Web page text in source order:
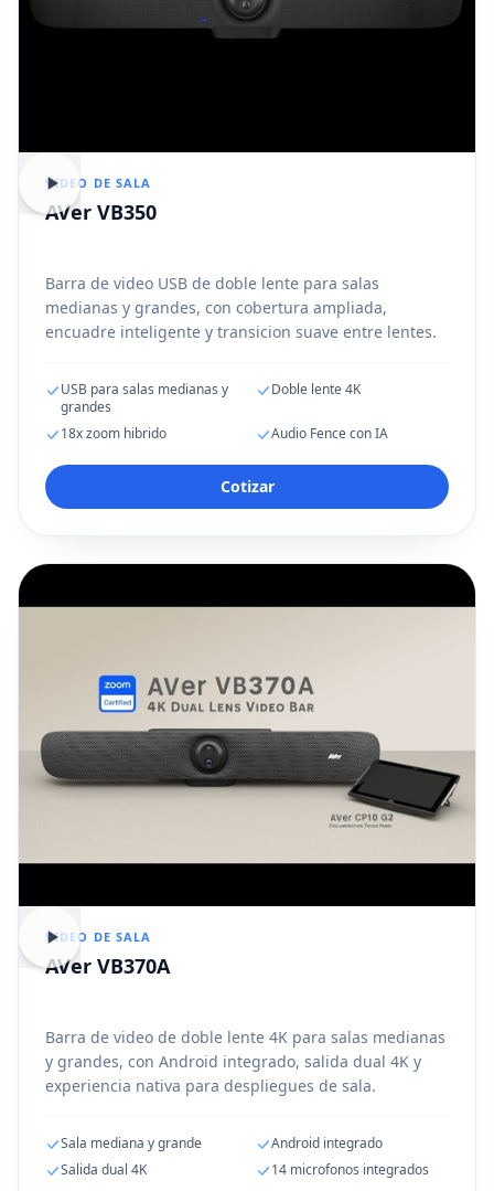
VIDEO DE SALA
AVer VB350
Barra de video USB de doble lente para salas
medianas y grandes, con cobertura ampliada,
encuadre inteligente y transicion suave entre lentes.
USB para salas medianas y
grandes
Doble lente 4K
18x zoom hibrido Audio Fence con IA
Cotizar
VIDEO DE SALA
AVer VB370A
Barra de video de doble lente 4K para salas medianas
y grandes, con Android integrado, salida dual 4K y
experiencia nativa para despliegues de sala.
Sala mediana y grande
Android integrado
Salida dual 4K
14 microfonos integrados